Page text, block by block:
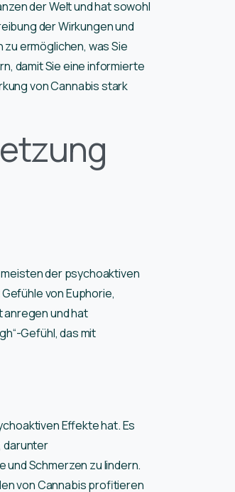
der Welt und hat sowohl
der Wirkungen und
ermöglichen, was Sie
damit Sie eine informierte
von Cannabis stark
der psychoaktiven
von Euphorie,
anregen und hat
Gefühl, das mit
Effekte hat. Es
darunter
Schmerzen zu lindern.
von Cannabis profitieren